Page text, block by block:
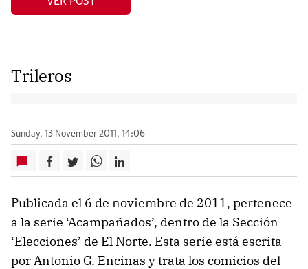
Trileros
Sunday, 13 November 2011, 14:06
Publicada el 6 de noviembre de 2011, pertenece
a la serie ‘Acampañados’, dentro de la Sección
‘Elecciones’ de El Norte. Esta serie está escrita
por Antonio G. Encinas y trata los comicios del